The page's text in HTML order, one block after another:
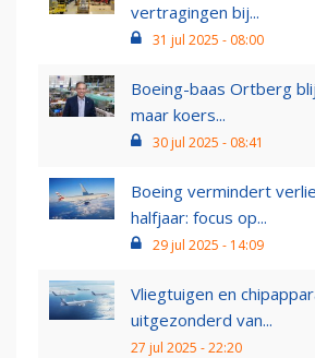
vertragingen bij...
31 jul 2025 - 08:00
Boeing-baas Ortberg
maar koers...
30 jul 2025 - 08:41
Boeing vermindert
halfjaar: focus op...
29 jul 2025 - 14:09
Vliegtuigen en
uitgezonderd van...
27 jul 2025 - 22:20